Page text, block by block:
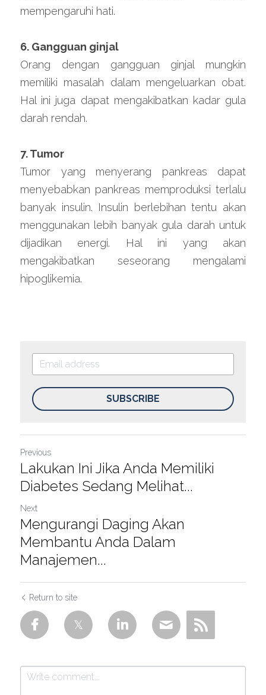
mempengaruhi hati.
6. Gangguan ginjal
Orang dengan gangguan ginjal mungkin
memiliki masalah dalam mengeluarkan obat.
Hal ini juga dapat mengakibatkan kadar gula
darah rendah.
7. Tumor
Tumor yang menyerang pankreas dapat
menyebabkan pankreas memproduksi terlalu
banyak insulin. Insulin berlebihan tentu akan
menggunakan lebih banyak gula darah untuk
dijadikan energi. Hal ini yang akan
mengakibatkan seseorang mengalami
hipoglikemia.
SUBSCRIBE
Previous
Lakukan Ini Jika Anda Memiliki
Diabetes Sedang Melihat...
Next
Mengurangi Daging Akan
Membantu Anda Dalam
Manajemen...
Return to site